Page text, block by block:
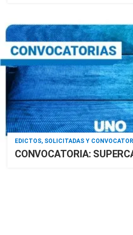
EDICTOS, SOLICITADAS Y
CONVOCATORIA: